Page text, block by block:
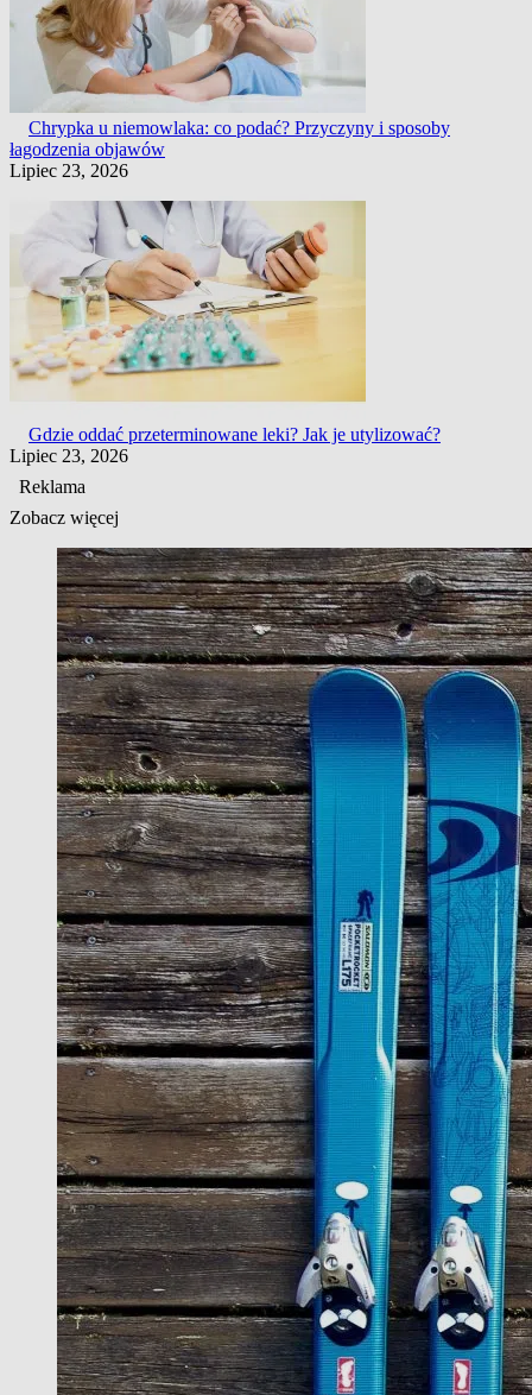
Chrypka u niemowlaka: co podać? Przyczyny i sposoby
łagodzenia objawów
Lipiec 23, 2026
Gdzie oddać przeterminowane leki? Jak je utylizować?
Lipiec 23, 2026
Reklama
Zobacz więcej